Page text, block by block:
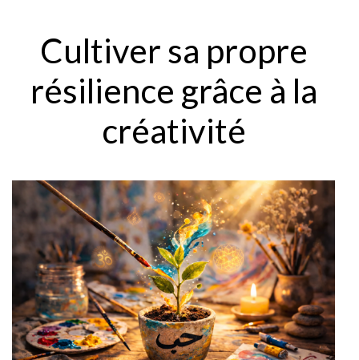
Cultiver sa propre
résilience grâce à la
créativité